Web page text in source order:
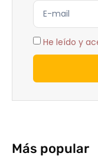
He leído y
Más popular